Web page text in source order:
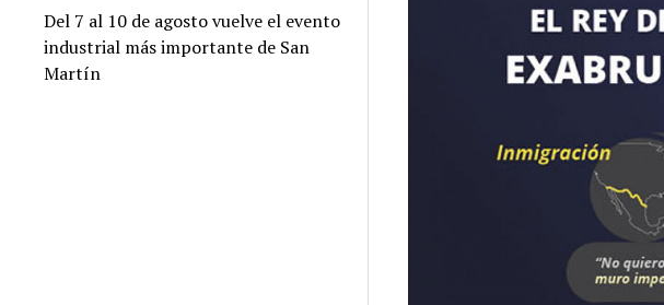
Del 7 al 10 de agosto vuelve el evento
industrial más importante de San
Martín